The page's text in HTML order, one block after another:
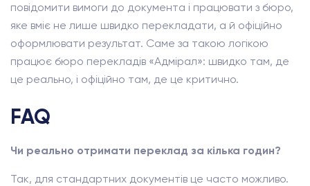
повідомити вимоги до документа і працювати з бюро,
яке вміє не лише швидко перекладати, а й офіційно
оформлювати результат. Саме за такою логікою
працює бюро перекладів «Адмірал»: швидко там, де
це реально, і офіційно там, де це критично.
FAQ
Чи реально отримати переклад за кілька годин?
Так, для стандартних документів це часто можливо.